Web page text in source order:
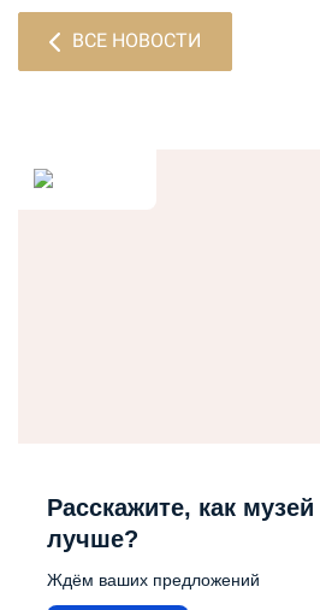
ВСЕ НОВОСТИ
Расскажите, как
лучше?
Ждём ваших предложений